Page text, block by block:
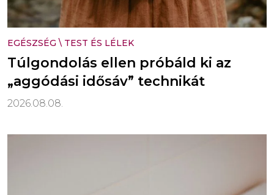
EGÉSZSÉG \ TEST ÉS LÉLEK
Túlgondolás ellen próbáld ki az
„aggódási idősáv” technikát
2026.08.08.